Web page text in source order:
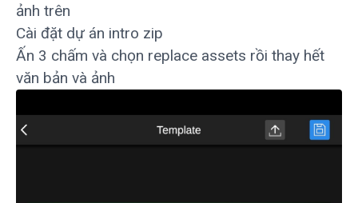
ảnh trên
Cài đặt dự án intro zip
Ấn 3 chấm và chọn replace assets rồi thay hết
văn bản và ảnh